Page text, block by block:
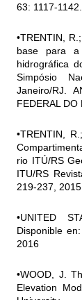
63: 1117-
•TRENTIN,
base para a
hidrográfica
Simpósio
Janeiro/RJ.
FEDERAL DO
•TRENTIN,
rio ITÚ/RS
ITU/RS
219-237, 2015
•UNITED
Disponible
2016
•WOOD, J.
Elevation